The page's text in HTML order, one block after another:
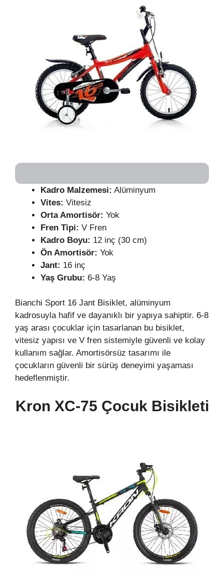
Kadro Malzemesi: Alüminyum
Vites: Vitesiz
Orta Amortisör: Yok
Fren Tipi: V Fren
Kadro Boyu: 12 inç (30 cm)
Ön Amortisör: Yok
Jant: 16 inç
Yaş Grubu: 6-8 Yaş
Bianchi Sport 16 Jant Bisiklet, alüminyum
kadrosuyla hafif ve dayanıklı bir yapıya sahiptir. 6-8
yaş arası çocuklar için tasarlanan bu bisiklet,
vitesiz yapısı ve V fren sistemiyle güvenli ve kolay
kullanım sağlar. Amortisörsüz tasarımı ile
çocukların güvenli bir sürüş deneyimi yaşaması
hedeflenmiştir.
Kron XC-75 Çocuk Bisikleti